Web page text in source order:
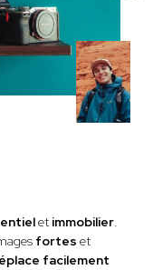
et immobilier.
fortes et
facilement